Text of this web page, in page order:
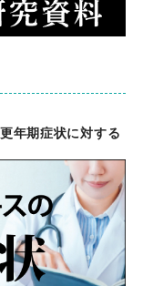
年期症状に対する